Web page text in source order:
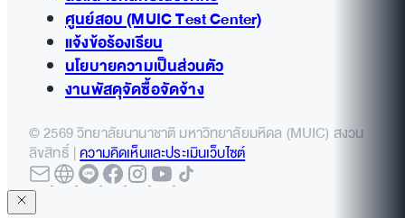
ศูนย์สอบ (MUIC Test Center)
แจ้งข้อร้องเรียน
นโยบายความเป็นส่วนตัว
งานพัสดุจัดซื้อจัดจ้าง
© 2569 วิทยาลัยนานาชาติ มหาวิทยาลัยมหิดล (MUIC) สงวน
ลิขสิทธิ์ |ความคิดเห็นและประเมินเว็บไซต์